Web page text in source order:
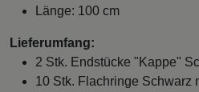
Länge: 100 cm
Lieferumfang:
2 Stk. Endstücke "Kappe"
10 Stk. Flachringe Schwarz